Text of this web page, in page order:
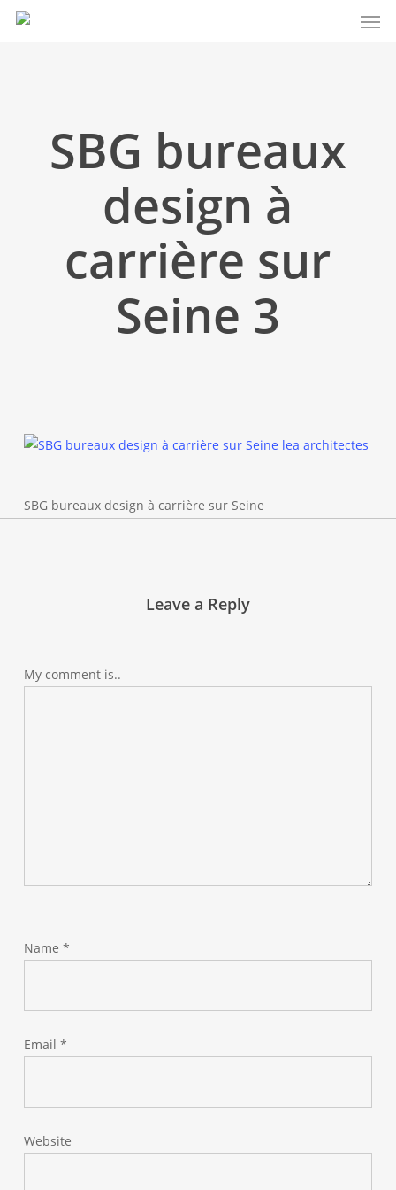
Skip
SBG bureaux
design à
carrière sur
Seine 3
SBG bureaux design à carrière sur Seine
Leave a Reply
My comment is..
Name *
Email *
Website